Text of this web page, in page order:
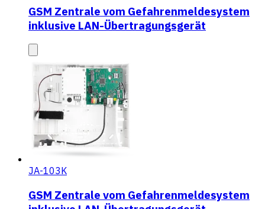
GSM Zentrale vom Gefahrenmeldesystem
inklusive LAN-Übertragungsgerät
JA-103K
GSM Zentrale vom Gefahrenmeldesystem